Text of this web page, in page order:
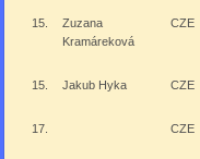
15.
Zuzana
Kramáreková
CZE
15. Jakub Hyka CZE
17. CZE